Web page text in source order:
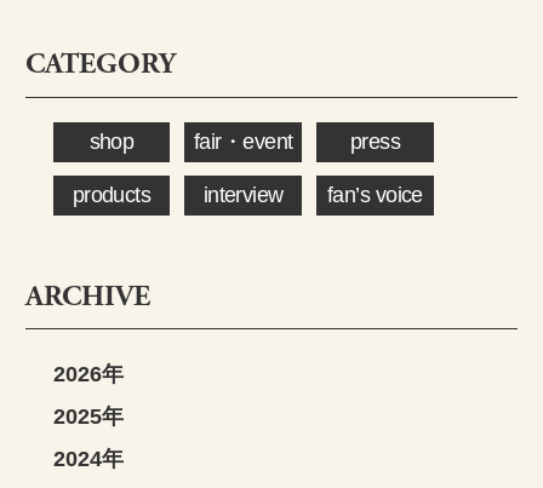
CATEGORY
shop fair・event press
products interview fan’s voice
ARCHIVE
2026年
2025年
2024年